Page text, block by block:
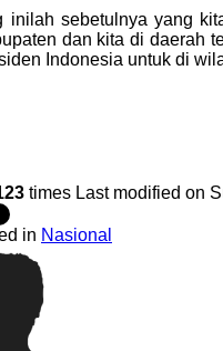
NU Hong Kong
inilah sebetulnya yang
dan kita di daerah
Indonesia untuk di
times Last modified on
in Nasional